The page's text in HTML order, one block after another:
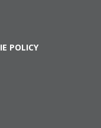
POLICY